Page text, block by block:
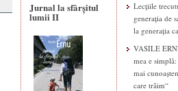
Jurnal la sfârșitul
lumii II
Lecțiile
generația de
la generația
VASILE
mea e
mai
care trăim“